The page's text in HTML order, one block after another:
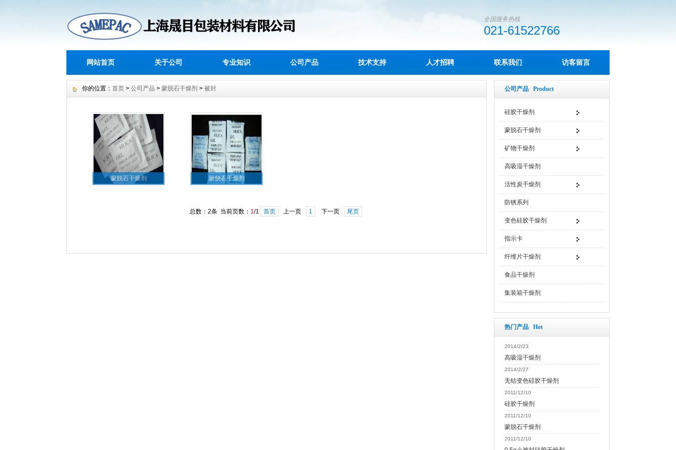
全国服务热线
021-61522766
网站首页 关于公司 专业知识 公司产品 技术支持 人才招聘 联系我们 访客留言
公司产品 Product
硅胶干燥剂
蒙脱石干燥剂
矿物干燥剂
高吸湿干燥剂
活性炭干燥剂
防锈系列
变色硅胶干燥剂
指示卡
纤维片干燥剂
食品干燥剂
集装箱干燥剂
热门产品 Hot
2014/2/23
高吸湿干燥剂
2014/2/27
无钴变色硅胶干燥剂
2011/12/10
硅胶干燥剂
2011/12/10
蒙脱石干燥剂
2011/12/10
你的位置： 首页 > 公司产品 > 蒙脱石干燥剂 > 被封
蒙脱石干燥剂 蒙脱石干燥剂
总数：2条 当前页数： 1/1 首页 上一页 1 下一页 尾页